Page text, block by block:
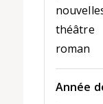
théâtre
roman
Année